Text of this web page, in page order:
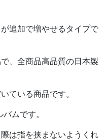
追加で増やせるタイプで
、全商品高品質の日本製
ている商品です。
ムです。
は指を挟まないようくれ